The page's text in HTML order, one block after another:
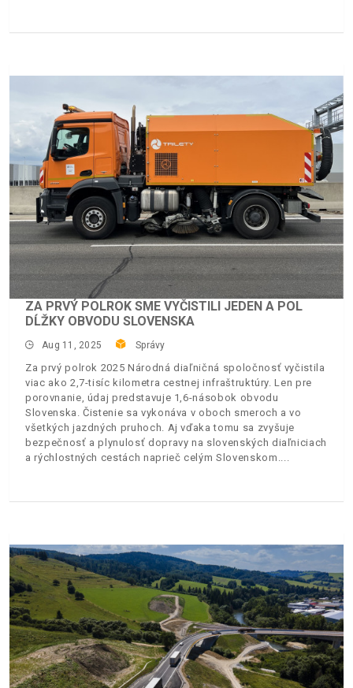
ZA PRVÝ POLROK SME VYČISTILI JEDEN A POL
DĹŽKY OBVODU SLOVENSKA
Aug 11, 2025 Správy
Za prvý polrok 2025 Národná diaľničná spoločnosť vyčistila
viac ako 2,7-tisíc kilometra cestnej infraštruktúry. Len pre
porovnanie, údaj predstavuje 1,6-násobok obvodu
Slovenska. Čistenie sa vykonáva v oboch smeroch a vo
všetkých jazdných pruhoch. Aj vďaka tomu sa zvyšuje
bezpečnosť a plynulosť dopravy na slovenských diaľniciach
a rýchlostných cestách naprieč celým Slovenskom.